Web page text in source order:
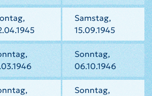
Samstag,
15.09.1945
Sonntag,
06.10.1946
Sonntag,